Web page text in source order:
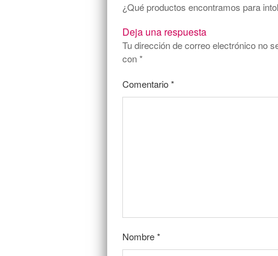
¿Qué productos encontramos para
Deja una respuesta
Tu dirección de correo electrónico no
con*
Comentario*
Nombre*